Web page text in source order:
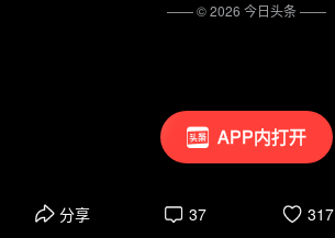
APP内打开
分享 37 317
—— ©2026 今日头条——